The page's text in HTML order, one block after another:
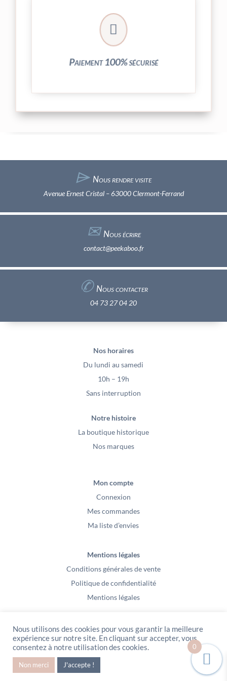

Paiement 100% sécurisé
Vos transactions par carte bancaire sont
entièrement sécurisées grâce au système
crypté de notre partenaire PayPlug.
⌲ Nous rendre visite
Avenue Ernest Cristal – 63000 Clermont-Ferrand
✉︎Nous écrire
contact@peekaboo.fr
✆ Nous contacter
04 73 27 04 20
Nos horaires
Du lundi au samedi
10h – 19h
Sans interruption
Notre histoire
La boutique historique
Nos marques
Mon compte
Connexion
Mes commandes
Ma liste d’envies
Mentions légales
Conditions générales de vente
Politique de confidentialité
Mentions légales
PeeKaBoo / Sarl Gablia au capital de 10 000 euros – Av Ernest Cristal 63
000 Clermont-Ferrand – Copyright2021 – Tous droits réservés – Vidéo
Media l’Abeille / Site Web : Pixel
Nous utilisons des cookies pour vous garantir la meilleure
expérience sur notre site. En cliquant sur accepter, vous
consentez à notre utilisation des cookies.
Non merci J'accepte !
0